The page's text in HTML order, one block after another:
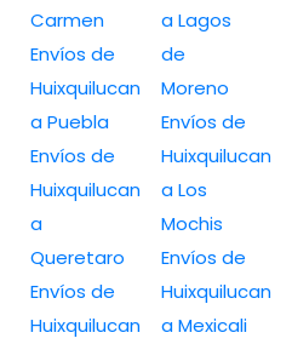
Carmen
Envíos de
Huixquilucan
a Puebla
Envíos de
Huixquilucan
a
Queretaro
Envíos de
Huixquilucan
a Lagos
de
Moreno
Envíos de
Huixquilucan
a Los
Mochis
Envíos de
Huixquilucan
a Mexicali